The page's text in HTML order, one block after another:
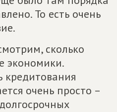
То есть очень
сколько
экономики.
кредитования
очень просто –